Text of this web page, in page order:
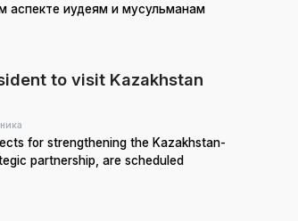
аспекте иудеям и мусульманам
to visit Kazakhstan
for strengthening the Kazakhstan-
partnership, are scheduled